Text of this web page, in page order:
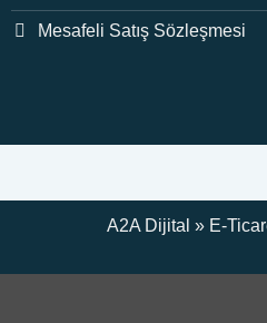
Mesafeli Satış Sözleşmesi
A2A Dijital » E-